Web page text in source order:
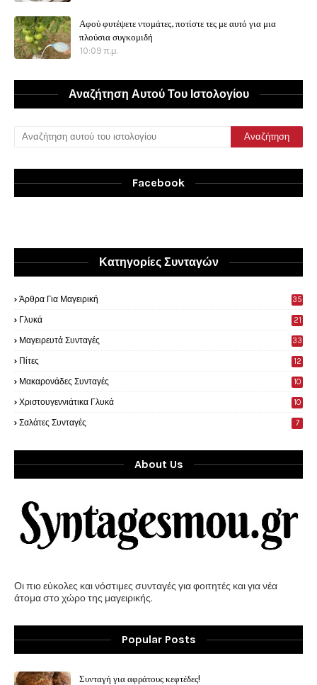
Αφού φυτέψετε ντομάτες, ποτίστε τες με αυτό για μια
πλούσια συγκομιδή
10:09 π.μ.
Αναζήτηση Αυτού Του Ιστολογίου
Facebook
Κατηγορίες Συνταγών
Άρθρα Για Μαγειρική
35
Γλυκά
21
Μαγειρευτά Συνταγές 33
Πίτες 12
Μακαρονάδες Συνταγές 10
Χριστουγεννιάτικα Γλυκά 10
Σαλάτες Συνταγές 7
About Us
Οι πιο εύκολες και νόστιμες συνταγές για φοιτητές και για νέα
άτομα στο χώρο της μαγειρικής.
Popular Posts
Συνταγή για αφράτους κεφτέδες!